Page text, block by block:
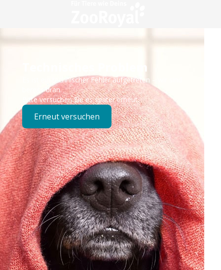
Technisches Problem
Es ist ein technischer Fehler aufgetreten – wir sind
bereits dran.
Bitte versuchen Sie es später erneut.
Erneut versuchen